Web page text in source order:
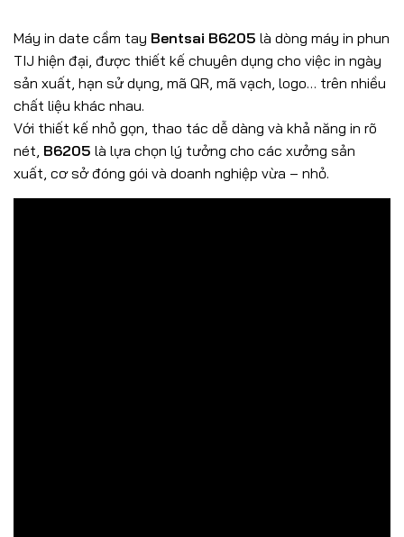
Máy in date cầm tay Bentsai B6205 là dòng máy in phun
TIJ hiện đại, được thiết kế chuyên dụng cho việc in ngày
sản xuất, hạn sử dụng, mã QR, mã vạch, logo… trên nhiều
chất liệu khác nhau.
Với thiết kế nhỏ gọn, thao tác dễ dàng và khả năng in rõ
nét, B6205 là lựa chọn lý tưởng cho các xưởng sản
xuất, cơ sở đóng gói và doanh nghiệp vừa – nhỏ.